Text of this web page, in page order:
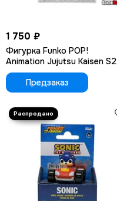
1 750 ₽
Фигурка Funko POP!
Animation Jujutsu Kaisen S2
Suguru Geto (1371)
Предзаказ